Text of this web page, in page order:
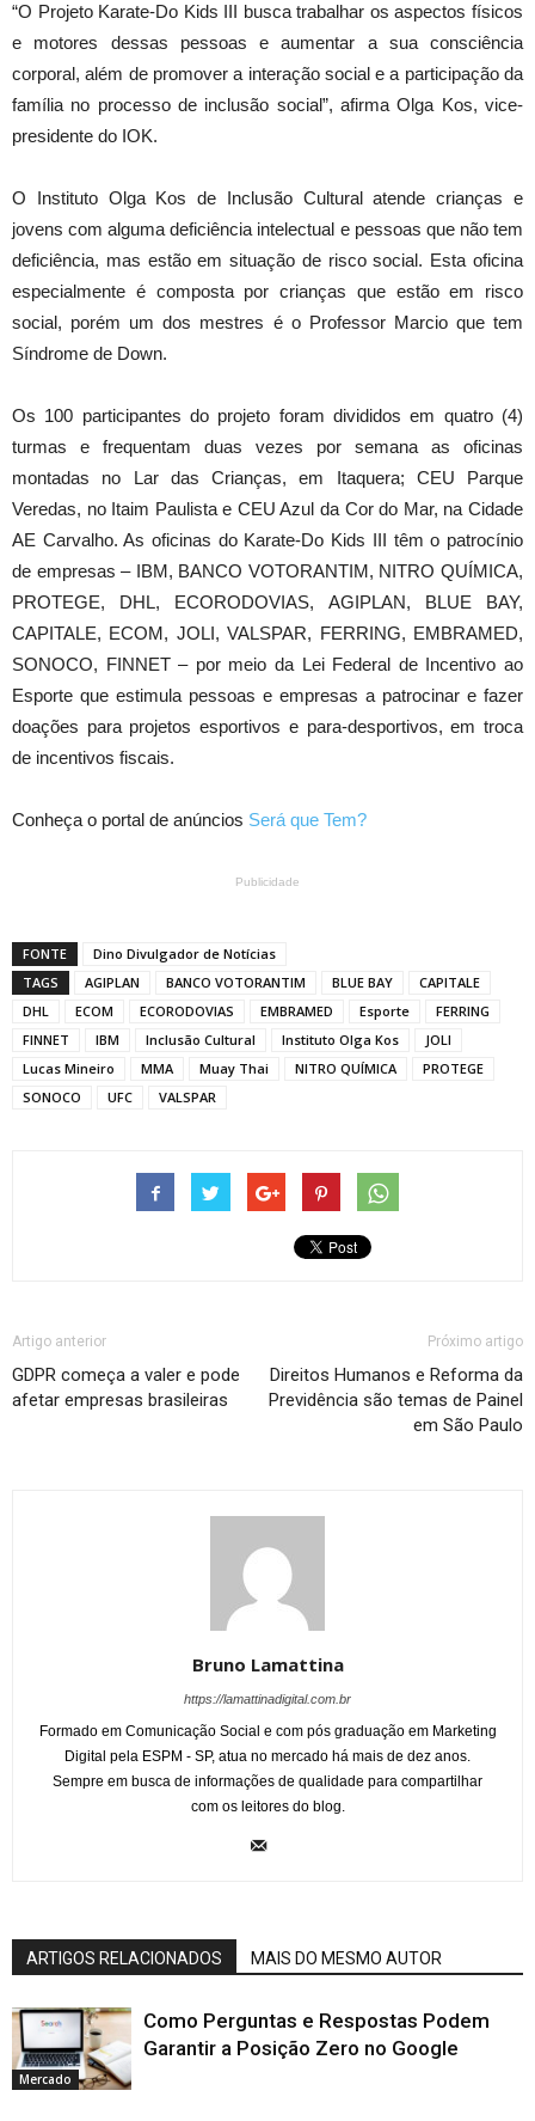
“O Projeto Karate-Do Kids III busca trabalhar os aspectos físicos
e motores dessas pessoas e aumentar a sua consciência
corporal, além de promover a interação social e a participação da
família no processo de inclusão social”, afirma Olga Kos, vice-
presidente do IOK.
O Instituto Olga Kos de Inclusão Cultural atende crianças e
jovens com alguma deficiência intelectual e pessoas que não tem
deficiência, mas estão em situação de risco social. Esta oficina
especialmente é composta por crianças que estão em risco
social, porém um dos mestres é o Professor Marcio que tem
Síndrome de Down.
Os 100 participantes do projeto foram divididos em quatro (4)
turmas e frequentam duas vezes por semana as oficinas
montadas no Lar das Crianças, em Itaquera; CEU Parque
Veredas, no Itaim Paulista e CEU Azul da Cor do Mar, na Cidade
AE Carvalho. As oficinas do Karate-Do Kids III têm o patrocínio
de empresas – IBM, BANCO VOTORANTIM, NITRO QUÍMICA,
PROTEGE, DHL, ECORODOVIAS, AGIPLAN, BLUE BAY,
CAPITALE, ECOM, JOLI, VALSPAR, FERRING, EMBRAMED,
SONOCO, FINNET – por meio da Lei Federal de Incentivo ao
Esporte que estimula pessoas e empresas a patrocinar e fazer
doações para projetos esportivos e para-desportivos, em troca
de incentivos fiscais.
Conheça o portal de anúncios Será que Tem?
Publicidade
FONTE
Dino Divulgador de Notícias
TAGS
AGIPLAN BANCO VOTORANTIM BLUE BAY
CAPITALE
DHL
ECOM ECORODOVIAS EMBRAMED Esporte
FERRING
FINNET
IBM Inclusão Cultural Instituto Olga Kos
JOLI
Lucas Mineiro
MMA Muay Thai NITRO QUÍMICA
PROTEGE
SONOCO
UFC VALSPAR
Artigo anterior
GDPR começa a valer e pode
afetar empresas brasileiras
Próximo artigo
Direitos Humanos e Reforma da
Previdência são temas de Painel
em São Paulo
Bruno Lamattina
https://lamattinadigital.com.br
Formado em Comunicação Social e com pós graduação em Marketing
Digital pela ESPM - SP, atua no mercado há mais de dez anos.
Sempre em busca de informações de qualidade para compartilhar
com os leitores do blog.
ARTIGOS RELACIONADOS MAIS DO MESMO AUTOR
Mercado
Como Perguntas e Respostas Podem
Garantir a Posição Zero no Google